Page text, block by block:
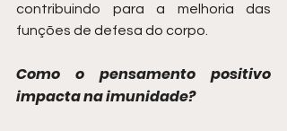
contribuindo para a melhoria das
funções de defesa do corpo.
Como o pensamento positivo
impacta na imunidade?